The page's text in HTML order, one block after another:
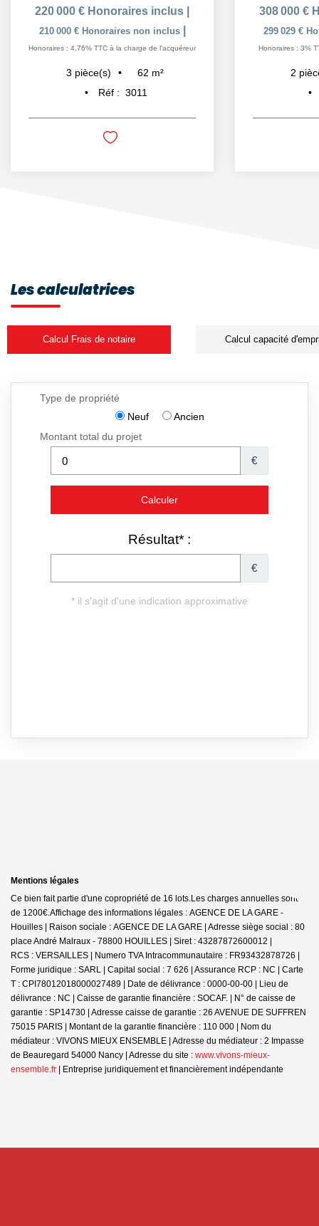
220 000 € Honoraires inclus
210 000 € Honoraires non inclus
Honoraires : 4,76% TTC à la charge de l'acquéreur
3 pièce(s) 62 m²
Réf : 3011
308 000 €
299 029 €
Honoraires : 3%
2
Les calculatrices
Calcul Frais de notaire Calcul capacité
Mentions légales
Ce bien fait partie d'une copropriété de 16 lots.Les charges annuelles sont
de 1200€.Affichage des informations légales : AGENCE DE LA GARE -
Houilles | Raison sociale : AGENCE DE LA GARE | Adresse siège social : 80
place André Malraux - 78800 HOUILLES | Siret : 43287872600012 |
RCS : VERSAILLES | Numero TVA Intracommunautaire : FR93432878726 |
Forme juridique : SARL | Capital social : 7 626 | Assurance RCP : NC | Carte
T : CPI78012018000027489 | Date de délivrance : 0000-00-00 | Lieu de
délivrance : NC | Caisse de garantie financière : SOCAF. | N° de caisse de
garantie : SP14730 | Adresse caisse de garantie : 26 AVENUE DE SUFFREN
75015 PARIS | Montant de la garantie financière : 110 000 | Nom du
médiateur : VIVONS MIEUX ENSEMBLE | Adresse du médiateur : 2 Impasse
de Beauregard 54000 Nancy | Adresse du site : www.vivons-mieux-
ensemble.fr | Entreprise juridiquement et financièrement indépendante